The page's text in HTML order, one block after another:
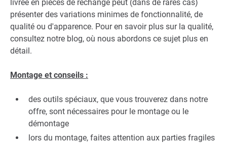
livrée en pièces de rechange peut (dans de rares cas)
présenter des variations minimes de fonctionnalité, de
qualité ou d'apparence. Pour en savoir plus sur la qualité,
consultez notre blog, où nous abordons ce sujet plus en
détail.
Montage et conseils :
des outils spéciaux, que vous trouverez dans notre
offre, sont nécessaires pour le montage ou le
démontage
lors du montage, faites attention aux parties fragiles